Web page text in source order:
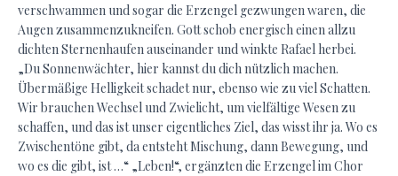
verschwammen und sogar die Erzengel gezwungen waren, die
Augen zusammenzukneifen. Gott schob energisch einen allzu
dichten Sternenhaufen auseinander und winkte Rafael herbei.
„Du Sonnenwächter, hier kannst du dich nützlich machen.
Übermäßige Helligkeit schadet nur, ebenso wie zu viel Schatten.
Wir brauchen Wechsel und Zwielicht, um vielfältige Wesen zu
schaffen, und das ist unser eigentliches Ziel, das wisst ihr ja. Wo es
Zwischentöne gibt, da entsteht Mischung, dann Bewegung, und
wo es die gibt, ist …“ „Leben!“, ergänzten die Erzengel im Chor